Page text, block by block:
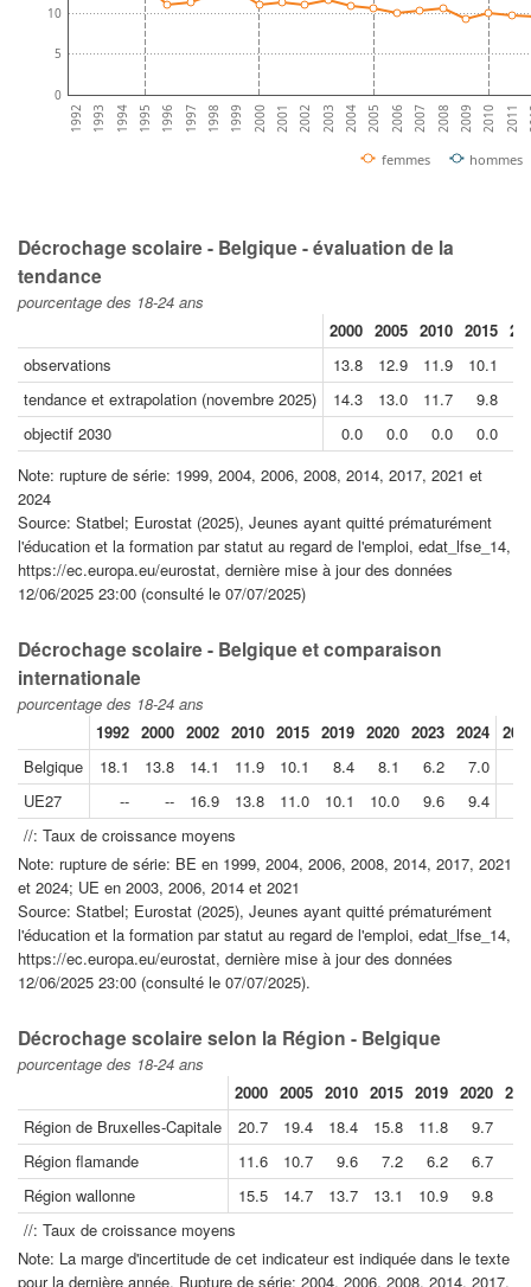
1992 1993 1994 1995 1996 1997 1998 1999 2000 2001 2002 2003 2004 2005 2006 2007 2008 2009 2010 2011
0
5
10
femmes hommes
Décrochage scolaire - Belgique - évaluation de la
tendance
pourcentage des 18-24 ans
2000 2005 2010 2015
observations
13.8 12.9 11.9 10.1
tendance et extrapolation (novembre 2025)
14.3 13.0 11.7 9.8
objectif 2030
0.0 0.0 0.0 0.0
Note: rupture de série: 1999, 2004, 2006, 2008, 2014, 2017, 2021 et
2024
Source: Statbel; Eurostat (2025), Jeunes ayant quitté prématurément
l'éducation et la formation par statut au regard de l'emploi, edat_lfse_14,
https://ec.europa.eu/eurostat, dernière mise à jour des données
12/06/2025 23:00 (consulté le 07/07/2025)
Décrochage scolaire - Belgique et comparaison
internationale
pourcentage des 18-24 ans
1992 2000 2002 2010 2015 2019 2020 2023 2024
Belgique
18.1 13.8 14.1 11.9 10.1 8.4 8.1 6.2
7.0
UE27
-- -- 16.9 13.8 11.0 10.1 10.0 9.6
9.4
//: Taux de croissance moyens
Note: rupture de série: BE en 1999, 2004, 2006, 2008, 2014, 2017, 2021
et 2024; UE en 2003, 2006, 2014 et 2021
Source: Statbel; Eurostat (2025), Jeunes ayant quitté prématurément
l'éducation et la formation par statut au regard de l'emploi, edat_lfse_14,
https://ec.europa.eu/eurostat, dernière mise à jour des données
12/06/2025 23:00 (consulté le 07/07/2025).
Décrochage scolaire selon la Région - Belgique
pourcentage des 18-24 ans
2000 2005 2010 2015 2019 2020
Région de Bruxelles-Capitale
20.7 19.4 18.4 15.8 11.8 9.7
Région flamande
11.6 10.7 9.6 7.2 6.2 6.7
Région wallonne
15.5 14.7 13.7 13.1 10.9 9.8
//: Taux de croissance moyens
Note: La marge d'incertitude de cet indicateur est indiquée dans le texte
pour la dernière année. Rupture de série: 2004, 2006, 2008, 2014, 2017,